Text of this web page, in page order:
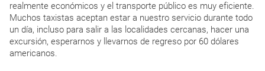
realmente económicos y el transporte público es muy eficiente.
Muchos taxistas aceptan estar a nuestro servicio durante todo
un día, incluso para salir a las localidades cercanas, hacer una
excursión, esperarnos y llevarnos de regreso por 60 dólares
americanos.